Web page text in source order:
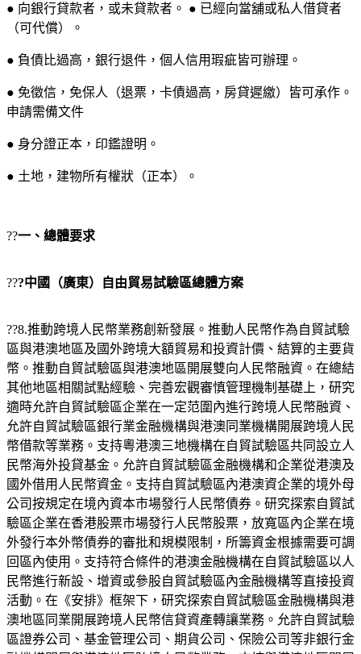
● 向銀行貸款者，或未貸款者。 ● 已經向當舖或私人借貸者
（可代償）。
● 負債比過高，銀行退件，個人信用瑕疵皆可辦理。
● 免徵信，免保人（退票，卡債過高，房貸遲繳）皆可承作。
申請需備文件
● 身分證正本，印鑑證明。
● 土地，建物所有權狀（正本）。
??一、總體要求
???中國（廣東）自由貿易試驗區總體方案
??8.推動跨境人民幣業務創新發展。推動人民幣作為自貿試驗
區與港澳地區及國外跨境大額貿易和投資計價、結算的主要貨
幣。推動自貿試驗區與港澳地區開展雙向人民幣融資。在總結
其他地區相關試點經驗、完善宏觀審慎管理機制基礎上，研究
適時允許自貿試驗區企業在一定范圍內進行跨境人民幣融資、
允許自貿試驗區銀行業金融機構與港澳同業機構開展跨境人民
幣借款等業務。支持粵港澳三地機構在自貿試驗區共同設立人
民幣海外投貸基金。允許自貿試驗區金融機構和企業從港澳及
國外借用人民幣資金。支持自貿試驗區內港澳資企業的境外母
公司按規定在境內資本市場發行人民幣債券。研究探索自貿試
驗區企業在香港股票市場發行人民幣股票，放寬區內企業在境
外發行本外幣債券的審批和規模限制，所籌資金根據需要可調
回區內使用。支持符合條件的港澳金融機構在自貿試驗區以人
民幣進行新設、增資或參股自貿試驗區內金融機構等直接投資
活動。在《安排》框架下，研究探索自貿試驗區金融機構與港
澳地區同業開展跨境人民幣信貸資產轉讓業務。允許自貿試驗
區證券公司、基金管理公司、期貨公司、保險公司等非銀行金